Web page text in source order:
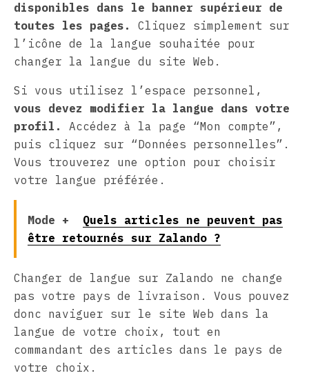
disponibles dans le banner supérieur de
toutes les pages.
Cliquez simplement sur
l’icône de la langue souhaitée pour
changer la langue du site Web.
Si vous utilisez l’espace personnel,
vous devez modifier la langue dans votre
profil.
Accédez à la page “Mon compte”,
puis cliquez sur “Données personnelles”.
Vous trouverez une option pour choisir
votre langue préférée.
Mode +
Quels articles ne peuvent pas
être retournés sur Zalando ?
Changer de langue sur Zalando ne change
pas votre pays de livraison. Vous pouvez
donc naviguer sur le site Web dans la
langue de votre choix, tout en
commandant des articles dans le pays de
votre choix.